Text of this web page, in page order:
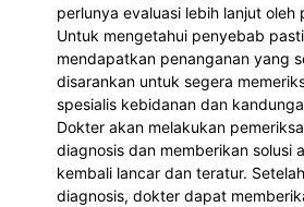
perlunya evaluasi lebih lanjut oleh
Untuk mengetahui penyebab
mendapatkan penanganan yang
disarankan untuk segera
spesialis kebidanan dan
Dokter akan melakukan
diagnosis dan memberikan solusi
kembali lancar dan teratur.
diagnosis, dokter dapat